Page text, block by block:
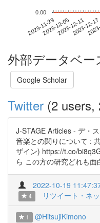
2023-11-292023-12-052023-12-112023-12-17
0.00
外部データベー
Google Scholar
Twitter (2 users,
J-STAGE Articles - デ・
音楽との関りについて :
ザイン) https://t.co/
ら この方の研究どれも
2022-10-19
4
リツイート・ネ
1 @HitsujiKimono